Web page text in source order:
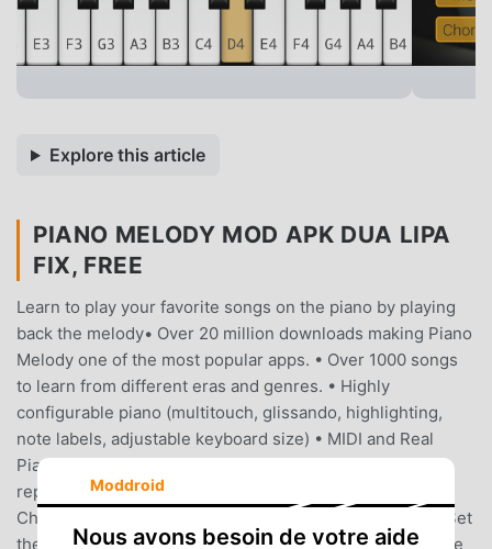
Explore this article
PIANO MELODY MOD APK DUA LIPA
FIX, FREE
Learn to play your favorite songs on the piano by playing
back the melody• Over 20 million downloads making Piano
Melody one of the most popular apps. • Over 1000 songs
to learn from different eras and genres. • Highly
configurable piano (multitouch, glissando, highlighting,
note labels, adjustable keyboard size) • MIDI and Real
Piano support • Impressive your friends with your
repertoire by learning the most famous songs quickly. •
Choose from over 10 authentic instruments.Best Piano Set
the size of the keys on the piano. The larger the keys, the
Moddroid
Nous avons besoin de votre aide